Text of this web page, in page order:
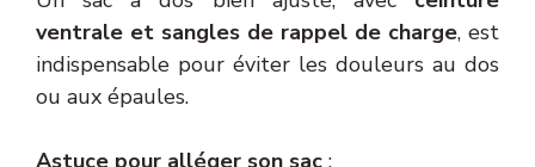
ventrale et sangles de rappel de charge, est
indispensable pour éviter les douleurs au dos
ou aux épaules.
Astuce pour alléger son sac :